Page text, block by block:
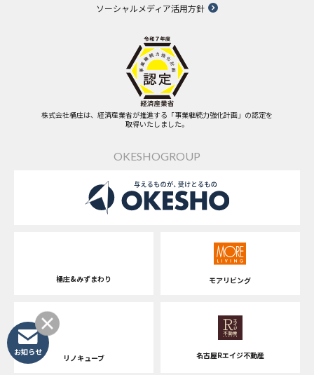
ソーシャルメディア活用方針
株式会社桶庄は、経済産業省が推進する「事業継続力強化計画」の認定を
取得いたしました。
OKESHOGROUP
桶庄&みずまわり モアリビング
リノキューブ 名古屋Rエイジ不動産
お知らせ